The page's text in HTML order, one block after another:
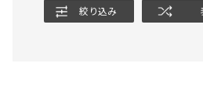
絞り込み